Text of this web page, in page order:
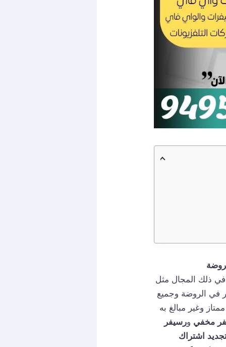
ذلك المجال مثل
في الروضة وجميع
وغير مبالغ به
مخفي ورسيفر
اشتراك